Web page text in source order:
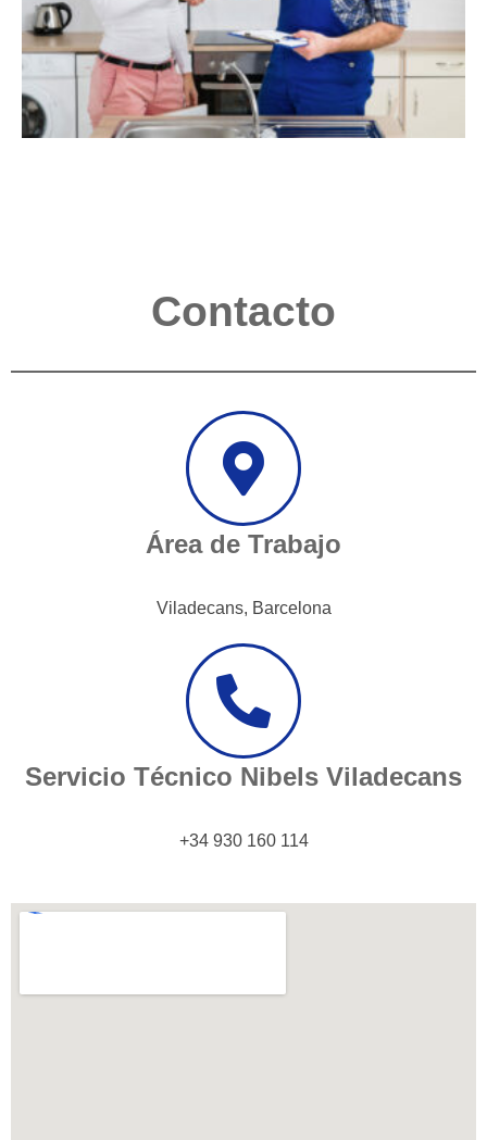
Contacto
Área de Trabajo
Viladecans, Barcelona
Servicio Técnico Nibels Viladecans
+34 930 160 114